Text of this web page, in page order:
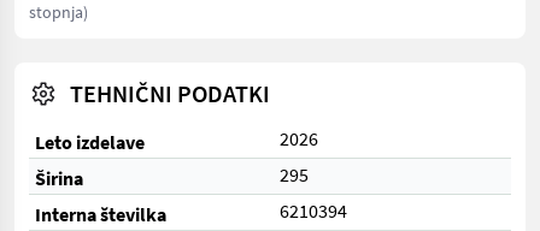
stopnja)
TEHNIČNI PODATKI
Leto izdelave
2026
Širina
295
Interna številka
6210394